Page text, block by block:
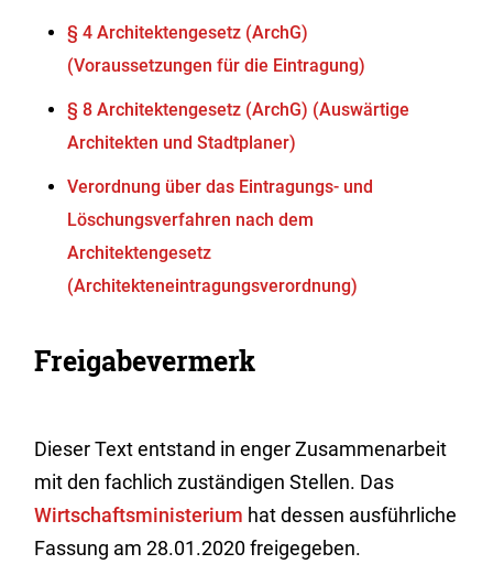
§ 4 Architektengesetz (ArchG)
(Voraussetzungen für die Eintragung)
§ 8 Architektengesetz (ArchG) (Auswärtige
Architekten und Stadtplaner)
Verordnung über das Eintragungs- und
Löschungsverfahren nach dem
Architektengesetz
(Architekteneintragungsverordnung)
Freigabevermerk
Dieser Text entstand in enger Zusammenarbeit
mit den fachlich zuständigen Stellen. Das
Wirtschaftsministerium hat dessen ausführliche
Fassung am 28.01.2020 freigegeben.